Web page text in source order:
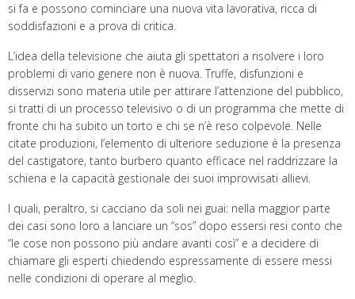
si fa e possono cominciare una nuova vita lavorativa, ricca di
soddisfazioni e a prova di critica.
L’idea della televisione che aiuta gli spettatori a risolvere i loro
problemi di vario genere non è nuova. Truffe, disfunzioni e
disservizi sono materia utile per attirare l’attenzione del pubblico,
si tratti di un processo televisivo o di un programma che mette di
fronte chi ha subito un torto e chi se n’è reso colpevole. Nelle
citate produzioni, l’elemento di ulteriore seduzione è la presenza
del castigatore, tanto burbero quanto efficace nel raddrizzare la
schiena e la capacità gestionale dei suoi improvvisati allievi.
I quali, peraltro, si cacciano da soli nei guai: nella maggior parte
dei casi sono loro a lanciare un “sos” dopo essersi resi conto che
“le cose non possono più andare avanti così” e a decidere di
chiamare gli esperti chiedendo espressamente di essere messi
nelle condizioni di operare al meglio.